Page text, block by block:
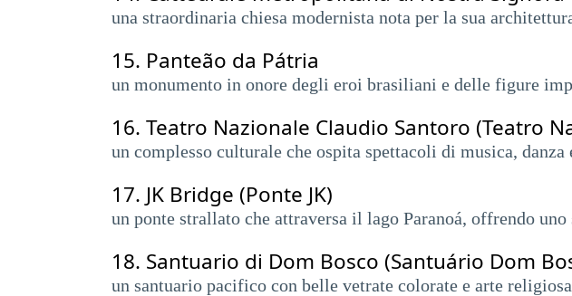
una straordinaria chiesa modernista nota per la sua
15. Panteão da Pátria
un monumento in onore degli eroi brasiliani e delle figure
16. Teatro Nazionale Claudio Santoro (Teatro
un complesso culturale che ospita spettacoli di musica, danza
17. JK Bridge (Ponte JK)
un ponte strallato che attraversa il lago Paranoá, offrendo
18. Santuario di Dom Bosco (Santuário Dom
un santuario pacifico con belle vetrate colorate e arte